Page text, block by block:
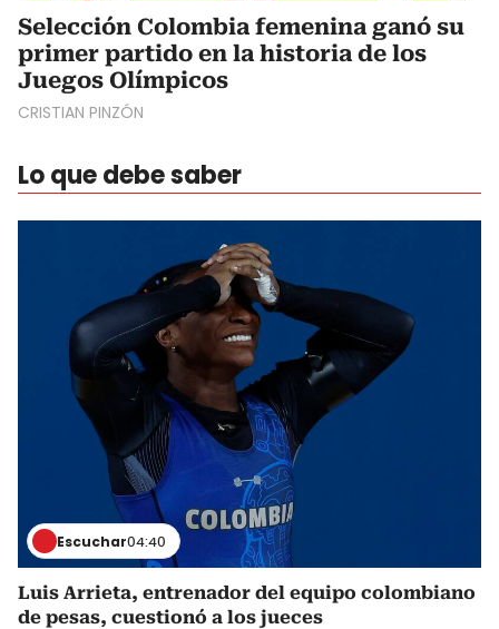
Selección Colombia femenina ganó su
primer partido en la historia de los
Juegos Olímpicos
CRISTIAN PINZÓN
Lo que debe saber
Escuchar04:40
Luis Arrieta, entrenador del equipo colombiano
de pesas, cuestionó a los jueces